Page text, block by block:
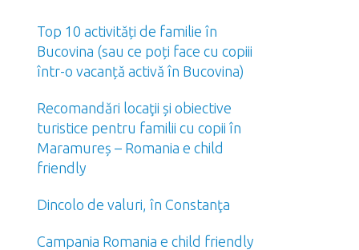
Top 10 activități de familie în
Bucovina (sau ce poți face cu copiii
într-o vacanță activă în Bucovina)
Recomandări locaţii și obiective
turistice pentru familii cu copii în
Maramureș – Romania e child
friendly
Dincolo de valuri, în Constanţa
Campania Romania e child friendly